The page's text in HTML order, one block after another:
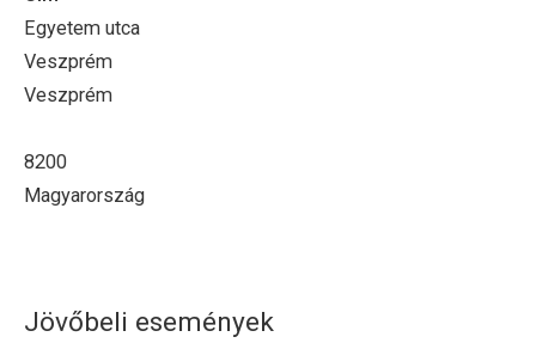
Egyetem utca
Veszprém
Veszprém
8200
Magyarország
Jövőbeli események